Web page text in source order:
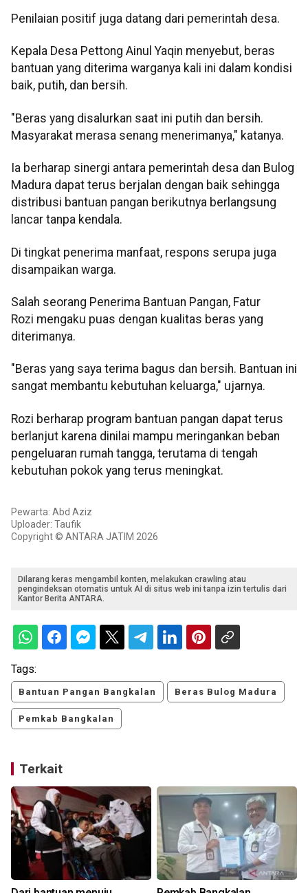
Penilaian positif juga datang dari pemerintah desa.
Kepala Desa Pettong Ainul Yaqin menyebut, beras
bantuan yang diterima warganya kali ini dalam kondisi
baik, putih, dan bersih.
"Beras yang disalurkan saat ini putih dan bersih.
Masyarakat merasa senang menerimanya," katanya.
Ia berharap sinergi antara pemerintah desa dan Bulog
Madura dapat terus berjalan dengan baik sehingga
distribusi bantuan pangan berikutnya berlangsung
lancar tanpa kendala.
Di tingkat penerima manfaat, respons serupa juga
disampaikan warga.
Salah seorang Penerima Bantuan Pangan, Fatur
Rozi mengaku puas dengan kualitas beras yang
diterimanya.
"Beras yang saya terima bagus dan bersih. Bantuan ini
sangat membantu kebutuhan keluarga," ujarnya.
Rozi berharap program bantuan pangan dapat terus
berlanjut karena dinilai mampu meringankan beban
pengeluaran rumah tangga, terutama di tengah
kebutuhan pokok yang terus meningkat.
Pewarta: Abd Aziz
Uploader: Taufik
Copyright © ANTARA JATIM 2026
Dilarang keras mengambil konten, melakukan crawling atau
pengindeksan otomatis untuk AI di situs web ini tanpa izin tertulis dari
Kantor Berita ANTARA.
Tags:
Bantuan Pangan Bangkalan Beras Bulog Madura
Pemkab Bangkalan
Terkait